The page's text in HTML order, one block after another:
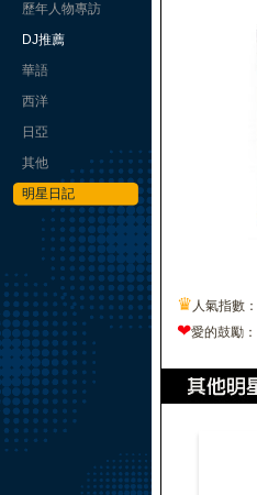
歷年人物專訪
DJ推薦
華語
西洋
日亞
其他
明星日記
♛ 人氣指數：
❤愛的鼓勵：